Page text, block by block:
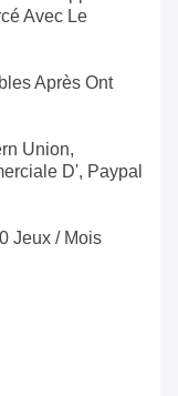
Avec Le
Après Ont
Union,
D', Paypal
Jeux / Mois